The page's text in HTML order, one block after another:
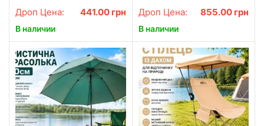
портативный насос
Дроп Цена: 441.00 грн
В наличии
восьмиугольный зонт з
износостойкого материала
с чехлом
Дроп Цена: 855.00 грн
В наличии